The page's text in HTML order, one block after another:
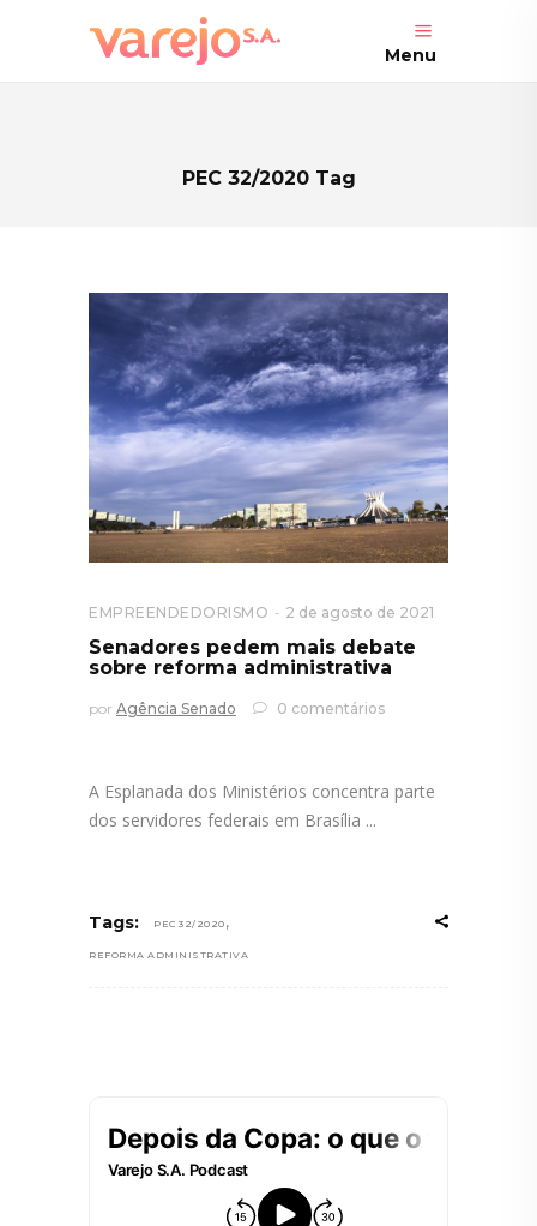
Menu
PEC 32/2020 Tag
EMPREENDEDORISMO 2 de agosto de 2021
Senadores pedem mais debate
sobre reforma administrativa
por Agência Senado 0 comentários
A Esplanada dos Ministérios concentra parte
dos servidores federais em Brasília
Tags: PEC 32/2020 ,
REFORMA ADMINISTRATIVA